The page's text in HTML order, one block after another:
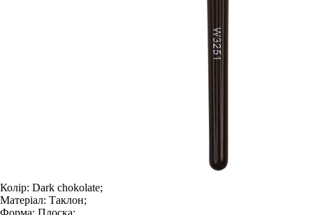
Колір: Dark chokolate;
Матеріал: Таклон;
Форма: Плоска;